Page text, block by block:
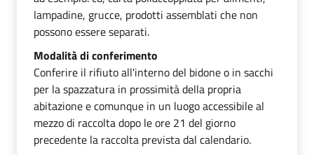
lampadine, grucce, prodotti assemblati che non
possono essere separati.
Modalità di conferimento
Conferire il rifiuto all'interno del bidone o in sacchi
per la spazzatura in prossimità della propria
abitazione e comunque in un luogo accessibile al
mezzo di raccolta dopo le ore 21 del giorno
precedente la raccolta prevista dal calendario.